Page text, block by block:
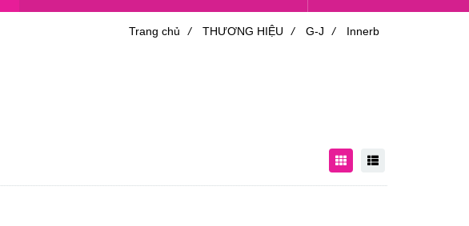
Trang chủ / THƯƠNG HIỆU / G-J / Innerb